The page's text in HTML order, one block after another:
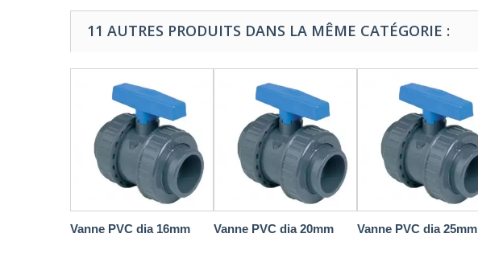
11 AUTRES PRODUITS DANS LA MÊME CATÉGORIE :
Vanne PVC dia 16mm Vanne PVC dia 20mm Vanne PVC dia 25mm